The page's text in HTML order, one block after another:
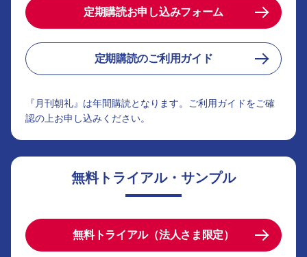
定期購読お申し込みフォーム
定期購読のご利用ガイド
『月刊朝礼』は年間購読となります。ご利用ガイドをご確
認の上お申し込みください。
無料トライアル・サンプル
無料トライアル（法人さま限定）